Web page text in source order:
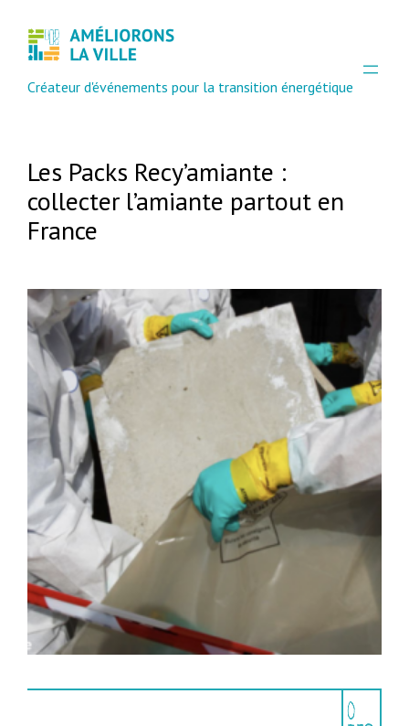
Créateur d'événements pour la transition énergétique
Les Packs Recy’amiante :
collecter l’amiante partout en
France